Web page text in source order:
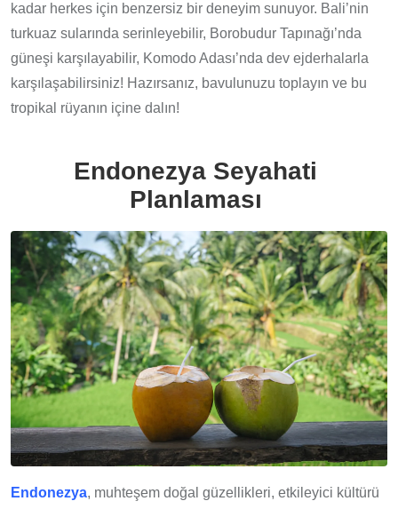
kadar herkes için benzersiz bir deneyim sunuyor. Bali’nin
turkuaz sularında serinleyebilir, Borobudur Tapınağı’nda
güneşi karşılayabilir, Komodo Adası’nda dev ejderhalarla
karşılaşabilirsiniz! Hazırsanız, bavulunuzu toplayın ve bu
tropikal rüyanın içine dalın!
Endonezya Seyahati
Planlaması
Endonezya, muhteşem doğal güzellikleri, etkileyici kültürü